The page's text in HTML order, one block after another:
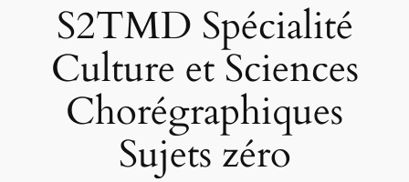
S2TMD Spécialité
Culture et Sciences
Chorégraphiques
Sujets zéro